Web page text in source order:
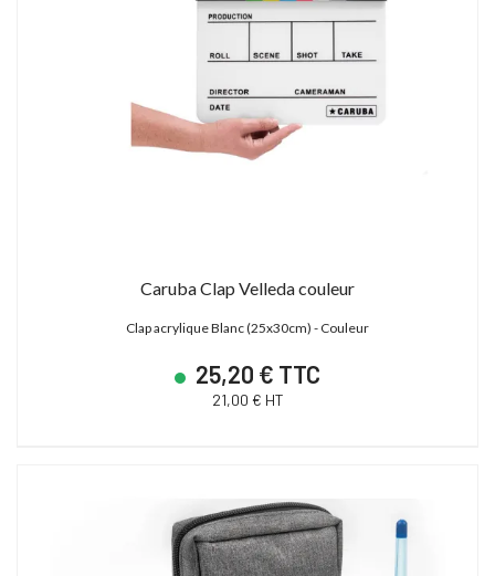
Caruba Clap Velleda couleur
Clap acrylique Blanc (25x30cm) - Couleur
25,20 € TTC
21,00 € HT